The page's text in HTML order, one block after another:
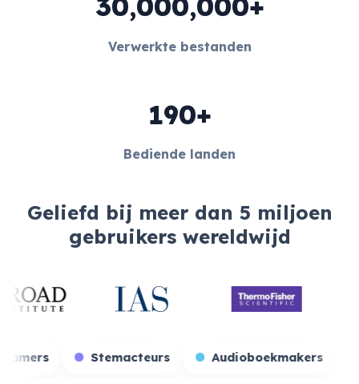
30,000,000+
Verwerkte bestanden
190+
Bediende landen
Geliefd bij meer dan 5 miljoen
gebruikers wereldwijd
Game streamers Stemacteurs